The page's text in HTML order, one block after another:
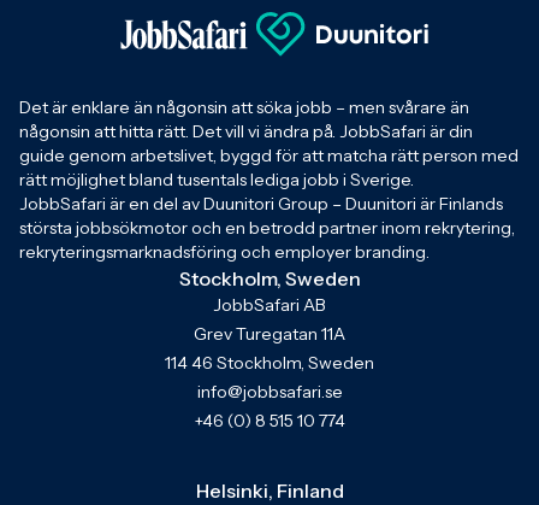
Det är enklare än någonsin att söka jobb – men svårare än
någonsin att hitta rätt. Det vill vi ändra på. JobbSafari är din
guide genom arbetslivet, byggd för att matcha rätt person med
rätt möjlighet bland tusentals lediga jobb i Sverige.
JobbSafari är en del av Duunitori Group – Duunitori är Finlands
största jobbsökmotor och en betrodd partner inom rekrytering,
rekryteringsmarknadsföring och employer branding.
Stockholm, Sweden
JobbSafari AB
Grev Turegatan 11A
114 46 Stockholm, Sweden
info@jobbsafari.se
+46 (0) 8 515 10 774
Helsinki, Finland